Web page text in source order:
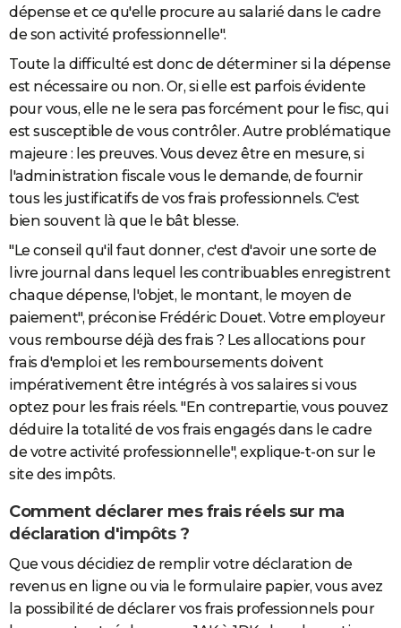
dépense et ce qu'elle procure au salarié dans le cadre
de son activité professionnelle".
Toute la difficulté est donc de déterminer si la dépense
est nécessaire ou non. Or, si elle est parfois évidente
pour vous, elle ne le sera pas forcément pour le fisc, qui
est susceptible de vous contrôler. Autre problématique
majeure : les preuves. Vous devez être en mesure, si
l'administration fiscale vous le demande, de fournir
tous les justificatifs de vos frais professionnels. C'est
bien souvent là que le bât blesse.
"Le conseil qu'il faut donner, c'est d'avoir une sorte de
livre journal dans lequel les contribuables enregistrent
chaque dépense, l'objet, le montant, le moyen de
paiement", préconise Frédéric Douet. Votre employeur
vous rembourse déjà des frais ? Les allocations pour
frais d'emploi et les remboursements doivent
impérativement être intégrés à vos salaires si vous
optez pour les frais réels. "En contrepartie, vous pouvez
déduire la totalité de vos frais engagés dans le cadre
de votre activité professionnelle", explique-t-on sur le
site des impôts.
Comment déclarer mes frais réels sur ma
déclaration d'impôts ?
Que vous décidiez de remplir votre déclaration de
revenus en ligne ou via le formulaire papier, vous avez
la possibilité de déclarer vos frais professionnels pour